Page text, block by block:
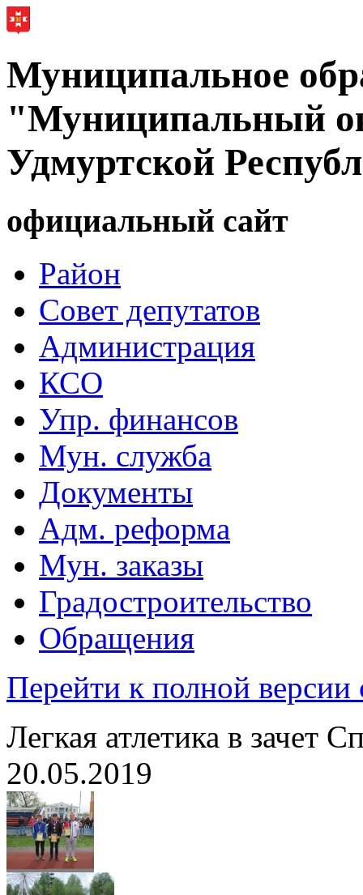
Муниципальное
"Муниципальный
Удмуртской
официальный сайт
Район
Совет депутатов
Администрация
КСО
Упр. финансов
Мун. служба
Документы
Адм. реформа
Мун. заказы
Градостроительство
Обращения
Перейти к полной версии
Легкая атлетика в зачет
20.05.2019